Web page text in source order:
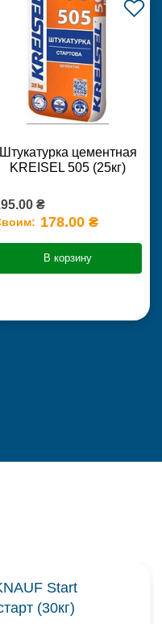
Штукатурка цементная
KREISEL 505 (25кг)
₴
178.00 ₴
В корзину
Start
(30кг)